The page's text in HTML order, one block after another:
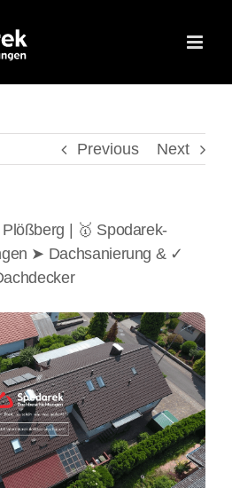
Previous Next
| 🥇 Spodarek-
➤ Dachsanierung & ✓